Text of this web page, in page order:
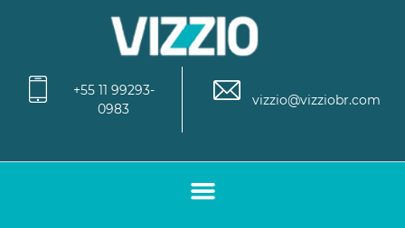
+55 11 99293-
0983
vizzio@vizziobr.com